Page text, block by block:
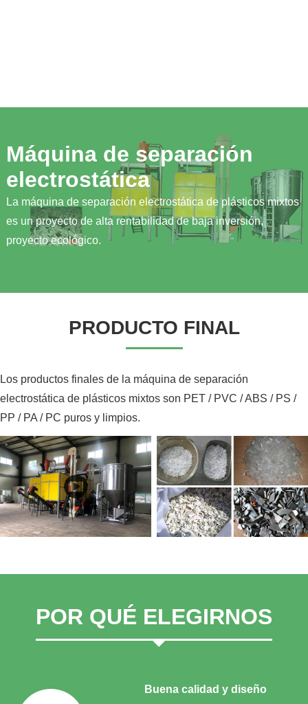
Máquina de separación
electrostática
La máquina de separación electrostática de plásticos mixtos
es un proyecto de alta rentabilidad de baja inversión,
proyecto ecológico.
PRODUCTO FINAL
Los productos finales de la máquina de separación
electrostática de plásticos mixtos son PET / PVC / ABS / PS /
PP / PA / PC puros y limpios.
POR QUÉ ELEGIRNOS
Buena calidad y diseño